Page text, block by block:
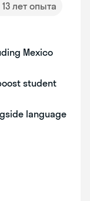
13 лет опыта
Mexico
student
language